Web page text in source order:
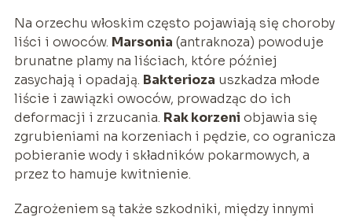
Na orzechu włoskim często pojawiają się choroby
liści i owoców. Marsonia (antraknoza) powoduje
brunatne plamy na liściach, które później
zasychają i opadają. Bakterioza uszkadza młode
liście i zawiązki owoców, prowadząc do ich
deformacji i zrzucania. Rak korzeni objawia się
zgrubieniami na korzeniach i pędzie, co ogranicza
pobieranie wody i składników pokarmowych, a
przez to hamuje kwitnienie.
Zagrożeniem są także szkodniki, między innymi